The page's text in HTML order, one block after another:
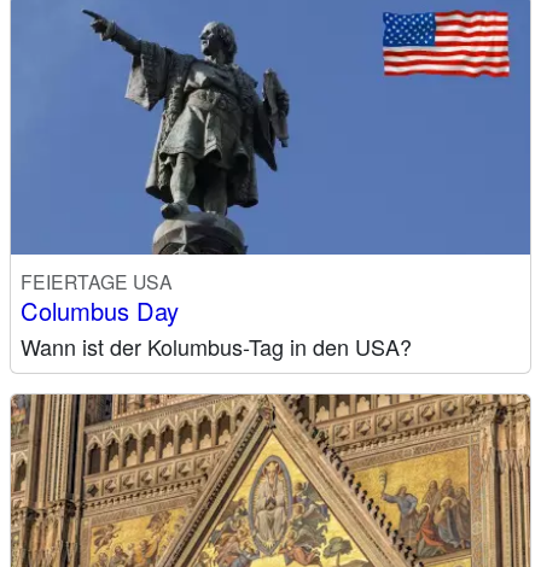
FEIERTAGE USA
Columbus Day
Wann ist der Kolumbus-Tag in den USA?